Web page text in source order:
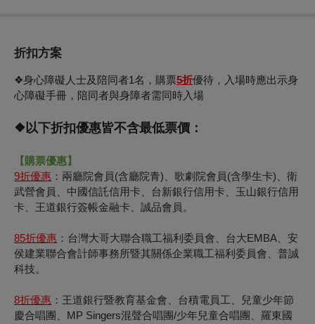
折扣方案
❖身心障礙人士及陪同者1名，購票5折優待，入場時應出示身
心障礙手冊，陪同者與身障者需同時入場
❖以下折扣優惠皆不含最低票價：
【購票優惠】
9折優惠 ：兩廳院會員(含廳院青)、歌劇院會員(含學生卡)、衛
武營會員、中國信託信用卡、台新銀行信用卡、玉山銀行信用
卡、王道銀行簽帳金融卡、誠品會員。
85折優惠 ：台灣大哥大聯合職工福利委員會、台大EMBA、安
侯建業聯合會計師事務所暨其關係企業職工福利委員會、普誠
科技。
8折優惠 ：王道銀行暨教育基金會、台積電員工、兒童少年節
慶合唱團、MP Singers混聲合唱團/少年兒童合唱團、羅東國